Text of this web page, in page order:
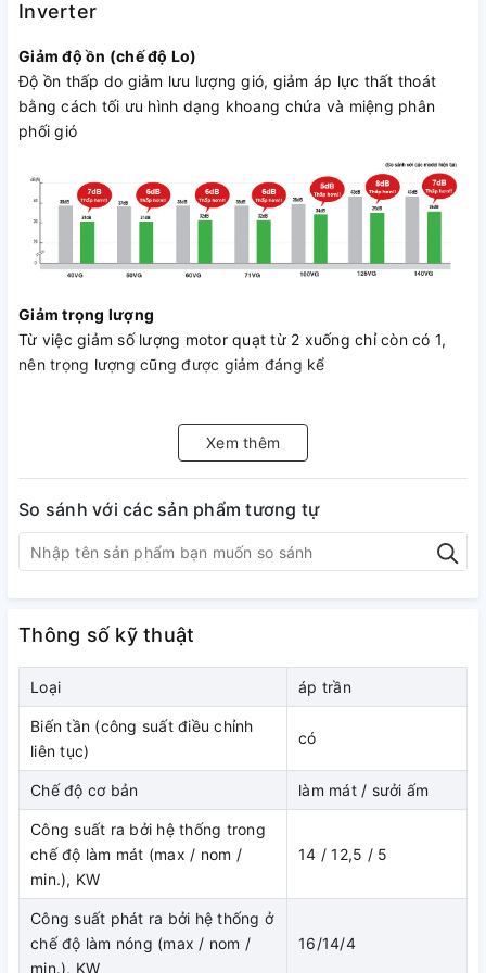
Inverter
Giảm độ ồn (chế độ Lo)
Độ ồn thấp do giảm lưu lượng gió, giảm áp lực thất thoát
bằng cách tối ưu hình dạng khoang chứa và miệng phân
phối gió
Giảm trọng lượng
Từ việc giảm số lượng motor quạt từ 2 xuống chỉ còn có 1,
nên trọng lượng cũng được giảm đáng kể
HỆ ĐIỀU KHIỂN CÁNH ĐẢO GIÓ
Cánh đảo gió có thể điều khiển được từ vị trí cao đến thấp
một cách độc lập bằng bộ điều khiển dây. (Hệ điều khiển
* Bộ điều khiển từ xa và RCH-E3 không áp dụng được việc
điều khiển cánh đảo gió độc lập.
Hiệu suất cao
Hiệu suất năng lượng được cải thiện khi sử dụng hệ thống
motor quạt và dàn trao đổi nhiệt có hiệu suất cao
Xem thêm
So sánh với các sản phẩm tương tự
Thông số kỹ thuật
Loại áp trần
Biến tần (công suất điều chỉnh
liên tục)
có
Chế độ cơ bản làm mát / sưởi ấm
Công suất ra bởi hệ thống trong
chế độ làm mát (max / nom /
min.), KW
14 / 12,5 / 5
Công suất phát ra bởi hệ thống ở
chế độ làm nóng (max / nom /
min.), KW
16/14/4